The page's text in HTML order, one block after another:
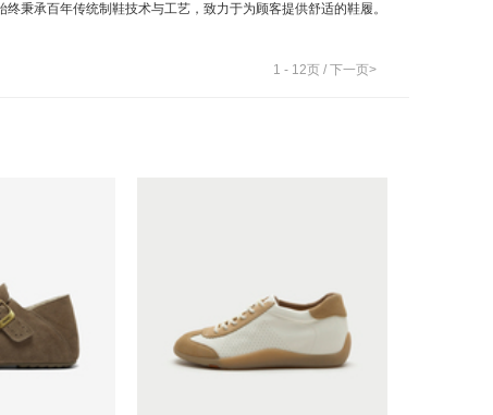
秉承百年传统制鞋技术与工艺，致力于为顾客提供舒适的鞋履。
1 - 12页 / 下一页>